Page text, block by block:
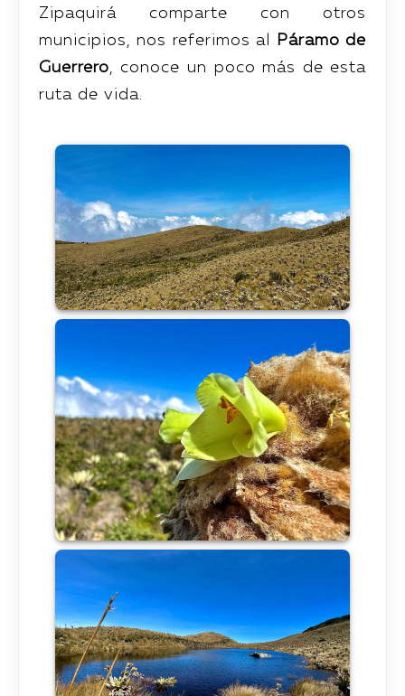
Zipaquirá comparte con otros
municipios, nos referimos al
Páramo de
Guerrero, conoce un poco más de esta
ruta de vida.